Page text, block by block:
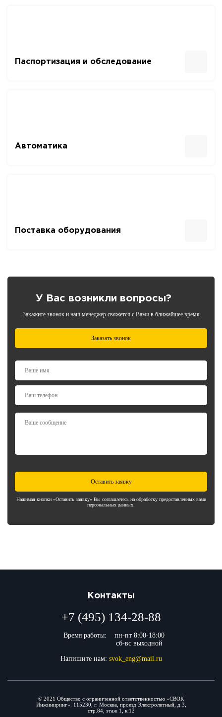
Паспортизация и обследование
Автоматика
Поставка оборудования
У Вас возникли вопросы?
Закажите звонок и наш менеджер свяжется с Вами в ближайшее время
Заказать звонок
Нажимая кнопки «Оставить заявку» Вы соглашаетесь на обработку предоставленных вами
персональных данных.
Оставить заявку
Контакты
+7 (495) 134-28-88
Время работы:
пн-пт 8:00-18:00
сб-вс выходной
Напишите нам: svok_eng@mail.ru
© 2021 Общество с ограниченной ответственностью «СВОК
Инжиниринг». 115230, г. Москва, проезд Электролитный, д.3,
стр.84, этаж 1, к.12